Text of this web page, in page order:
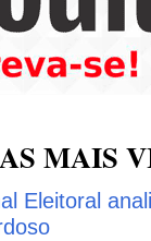
MAIS
Eleitoral